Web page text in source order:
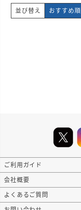
並び替え おすすめ順
ご利用ガイド
会社概要
よくあるご質問